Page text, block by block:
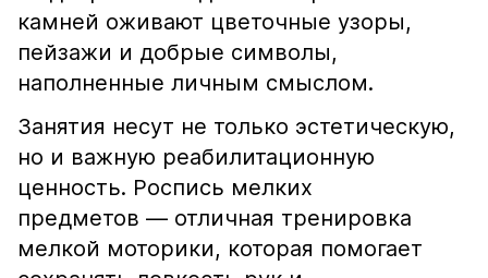
камней оживают цветочные узоры,
пейзажи и добрые символы,
наполненные личным смыслом.
Занятия несут не только эстетическую,
но и важную реабилитационную
ценность. Роспись мелких
предметов — отличная тренировка
мелкой моторики, которая помогает